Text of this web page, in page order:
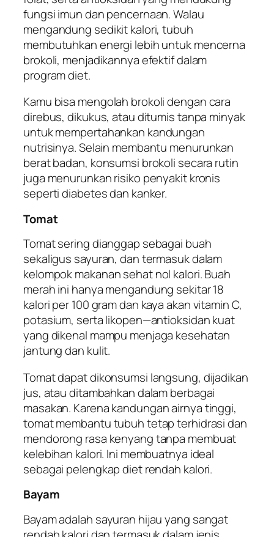
fungsi imun dan pencernaan. Walau
mengandung sedikit kalori, tubuh
membutuhkan energi lebih untuk mencerna
brokoli, menjadikannya efektif dalam
program diet.
Kamu bisa mengolah brokoli dengan cara
direbus, dikukus, atau ditumis tanpa minyak
untuk mempertahankan kandungan
nutrisinya. Selain membantu menurunkan
berat badan, konsumsi brokoli secara rutin
juga menurunkan risiko penyakit kronis
seperti diabetes dan kanker.
Tomat
Tomat sering dianggap sebagai buah
sekaligus sayuran, dan termasuk dalam
kelompok makanan sehat nol kalori. Buah
merah ini hanya mengandung sekitar 18
kalori per 100 gram dan kaya akan vitamin C,
potasium, serta likopen—antioksidan kuat
yang dikenal mampu menjaga kesehatan
jantung dan kulit.
Tomat dapat dikonsumsi langsung, dijadikan
jus, atau ditambahkan dalam berbagai
masakan. Karena kandungan airnya tinggi,
tomat membantu tubuh tetap terhidrasi dan
mendorong rasa kenyang tanpa membuat
kelebihan kalori. Ini membuatnya ideal
sebagai pelengkap diet rendah kalori.
Bayam
Bayam adalah sayuran hijau yang sangat